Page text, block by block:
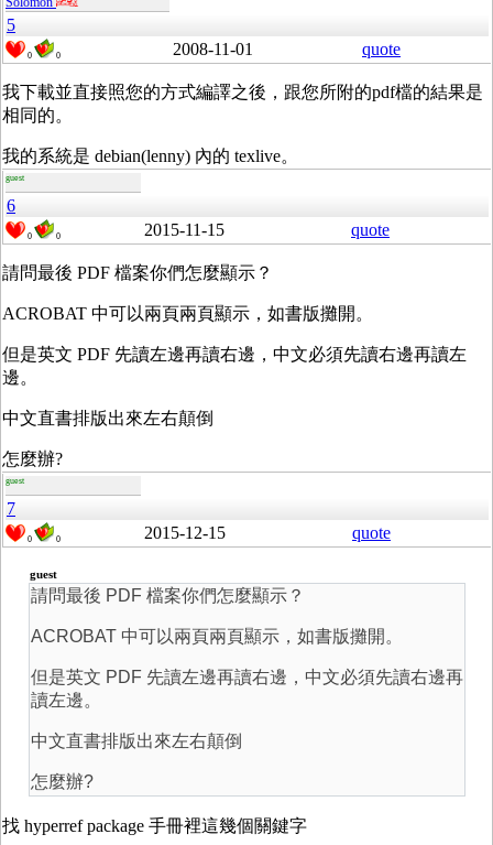
5
0 0 2008-11-01 quote
我下載並直接照您的方式編譯之後，跟您所附的pdf檔的結果是
相同的。
我的系統是 debian(lenny) 內的 texlive。
guest
6
0 0 2015-11-15 quote
請問最後 PDF 檔案你們怎麼顯示？
ACROBAT 中可以兩頁兩頁顯示，如書版攤開。
但是英文 PDF 先讀左邊再讀右邊，中文必須先讀右邊再讀左
邊。
中文直書排版出來左右顛倒
怎麼辦?
guest
7
0 0 2015-12-15 quote
guest
請問最後 PDF 檔案你們怎麼顯示？
ACROBAT 中可以兩頁兩頁顯示，如書版攤開。
但是英文 PDF 先讀左邊再讀右邊，中文必須先讀右邊再
讀左邊。
中文直書排版出來左右顛倒
怎麼辦?
找 hyperref package 手冊裡這幾個關鍵字